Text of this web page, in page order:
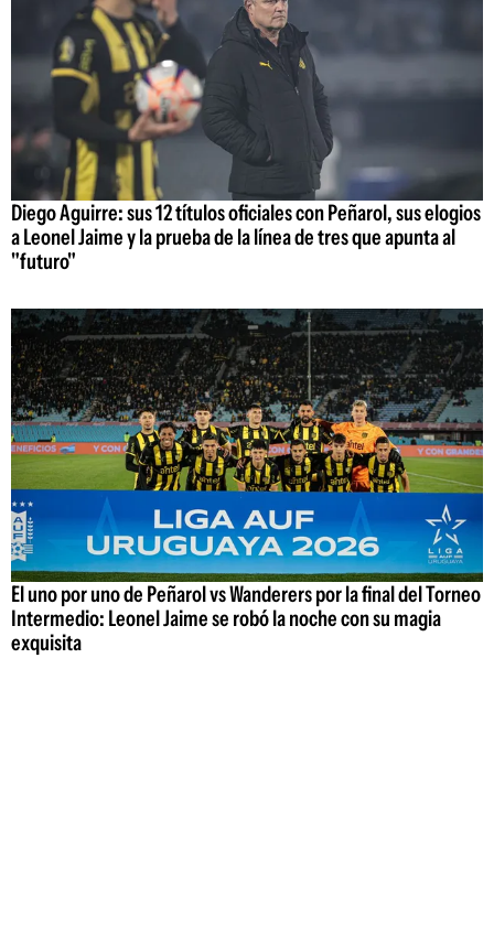
Diego Aguirre: sus 12 títulos oficiales con Peñarol, sus elogios
a Leonel Jaime y la prueba de la línea de tres que apunta al
"futuro"
El uno por uno de Peñarol vs Wanderers por la final del Torneo
Intermedio: Leonel Jaime se robó la noche con su magia
exquisita